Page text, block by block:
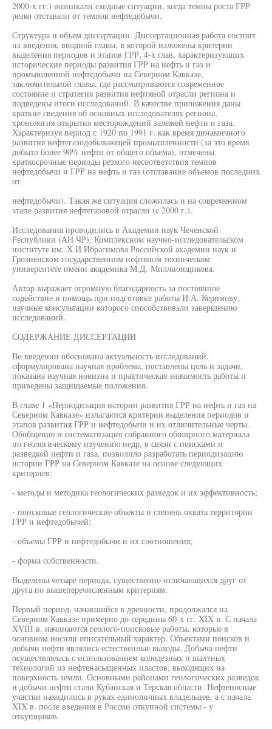
2000-х гг.) возникали сходные ситуации, когда темпы роста ГРР
резко отставали от темпов нефтедобычи.
Структура и объем диссертации. Диссертационная работа состоит
из введения, вводной главы, в которой изложены критерии
выделения периодов и этапов ГРР, 4-х глав, характеризующих
исторические периоды развития ГРР на нефть и газ и
промышленной нефтедобычи на Северном Кавказе,
заключительной главы, где рассматриваются современное
состояние и стратегия развития нефтяной отрасли региона и
подведены итоги исследований. В качестве приложения даны
краткие сведения об основных исследователях региона,
хронология открытия месторождений залежей нефти и газа.
Характеризуя период с 1920 по 1991 г. как время динамичного
развития нефтегазодобывающей промышленности (за это время
добыто более 90% нефти от общего объема), отмечены
краткосрочные периоды резкого несоответствия темпов
нефтедобычи и ГРР на нефть и газ (отставание объемов последних
от
нефтедобычи). Такая же ситуация сложилась и на современном
этапе развития нефтегазовой отрасли (с 2000 г.).
Исследования проводились в Академии наук Чеченской
Республики (АН ЧР), Комплексном научно-исследовательском
институте им. Х.И.Ибрагимова Российской академии наук и
Грозненском государственном нефтяном техническом
университете имени академика М.Д. Миллионщикова.
Автор выражает огромную благодарность за постоянное
содействие и помощь при подготовке работы И.А. Керимову,
научные консультации которого способствовали завершению
исследований.
СОДЕРЖАНИЕ ДИССЕРТАЦИИ
Во введении обоснована актуальность исследований,
сформулирована научная проблема, поставлены цель и задачи,
показана научная новизна и практическая значимость работы и
приведены защищаемые положения.
В главе 1 «Периодизация истории развития ГРР на нефть и газ на
Северном Кавказе» излагаются критерии выделения периодов и
этапов развития ГРР и нефтедобычи и их отличительные черты.
Обобщение и систематизация собранного обширного материала
по геологическому изучению недр, в связи с поисками и
разведкой нефти и газа, позволило разработать периодизацию
истории ГРР на Северном Кавказе на основе следующих
критериев:
- методы и методика геологических разведок и их эффективность;
- поисковые геологические объекты и степень охвата территории
ГРР и нефтедобычей;
- объемы ГРР и нефтедобычи и их соотношения;
- форма собственности.
Выделены четыре периода, существенно отличающихся друг от
друга по вышеперечисленным критериям.
Первый период, начавшийся в древности, продолжался на
Северном Кавказе примерно до середины 60-х гг. XIX в. С начала
XVIII в. начинаются геолого-поисковые работы, которые в
основном носили описательный характер. Объектами поисков и
добычи нефти являлись естественные выходы. Добыча нефти
осуществлялась с использованием колодезных и шахтных
технологий из нефтенасыщенных пластов, выходящих на
поверхность земли. Основными районами геологических разведок
и добычи нефти стали Кубанская и Терская области. Нефтеносные
участки находились в руках единоличных владельцев, а с начала
XIX в. после введения в России откупной системы - у
откупщиков.